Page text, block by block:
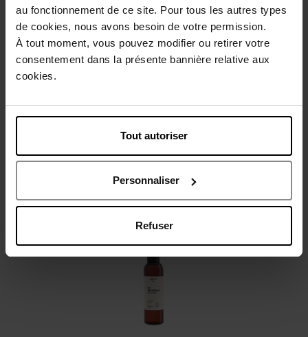
au fonctionnement de ce site. Pour tous les autres types
de cookies, nous avons besoin de votre permission.
À tout moment, vous pouvez modifier ou retirer votre
consentement dans la présente bannière relative aux
cookies.
Tout autoriser
Personnaliser
Refuser
Description
Caractéristiques
Oublié quelque chose ?